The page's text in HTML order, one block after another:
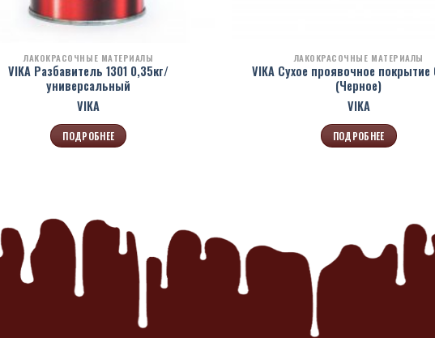
ЛАКОКРАСОЧНЫЕ МАТЕРИАЛЫ
VIKA Разбавитель 1301 0,35кг/
универсальный
VIKA
ПОДРОБНЕЕ
ЛАКОКРАСОЧНЫЕ МАТЕРИАЛЫ
VIKA Сухое проявочное покрытие
(Черное)
VIKA
ПОДРОБНЕЕ